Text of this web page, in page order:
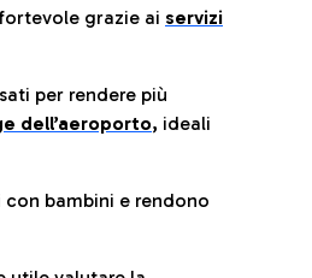
grazie ai servizi
per rendere più
dell’aeroporto, ideali
bambini e rendono